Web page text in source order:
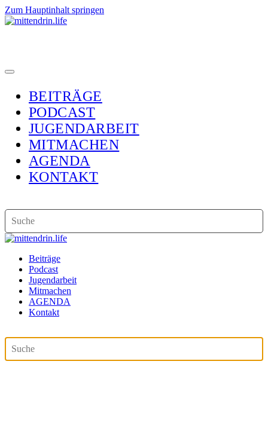
Zum Hauptinhalt springen
BEITRÄGE
PODCAST
JUGENDARBEIT
MITMACHEN
AGENDA
KONTAKT
Beiträge
Podcast
Jugendarbeit
Mitmachen
AGENDA
Kontakt